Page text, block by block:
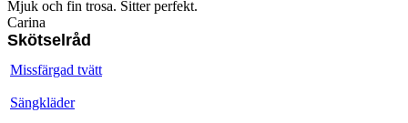
Mjuk och fin trosa. Sitter perfekt.
Carina
Skötselråd
Missfärgad tvätt
Sängkläder